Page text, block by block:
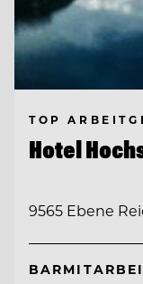
TOP
Hotel
9565 Ebene